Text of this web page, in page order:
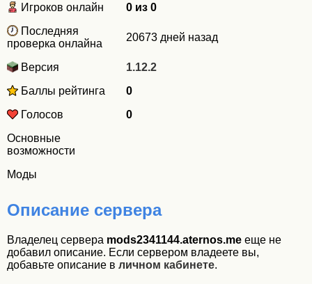
Игроков онлайн
0 из 0
Последняя
проверка онлайна
20673 дней назад
Версия
1.12.2
Баллы рейтинга
0
Голосов
0
Основные
возможности
Моды
Описание сервера
Владелец сервера mods2341144.aternos.me еще не
добавил описание. Если сервером владеете вы,
добавьте описание в личном кабинете.